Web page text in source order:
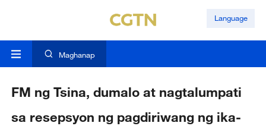
Language
Maghanap
FM ng Tsina, dumalo at nagtalumpati
sa resepsyon ng pagdiriwang ng ika-